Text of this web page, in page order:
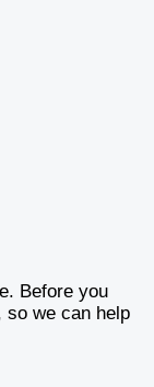
Before you
so we can help